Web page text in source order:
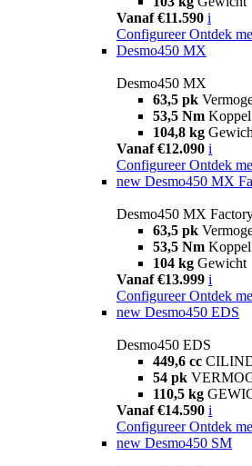
Vanaf €11.590 i
Configureer Ontdek
Desmo450 MX
Desmo450 MX
63,5 pk
53,5 Nm Koppel
104,8 kg
Vanaf €12.090 i
Configureer Ontdek
new Desmo450 MX
Desmo450 MX
63,5 pk
53,5 Nm Koppel
104 kg Gewicht
Vanaf €13.999 i
Configureer Ontdek
new Desmo450 EDS
Desmo450 EDS
449,6 cc
54 pk
110,5 kg
Vanaf €14.590 i
Configureer Ontdek
new Desmo450 SM